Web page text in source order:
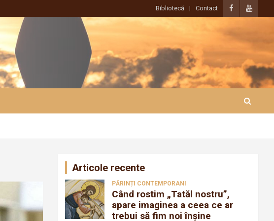
Bibliotecă Contact
Articole recente
PĂRINȚI CONTEMPORANI
Când rostim „Tatăl nostru”,
apare imaginea a ceea ce ar
trebui să fim noi înșine